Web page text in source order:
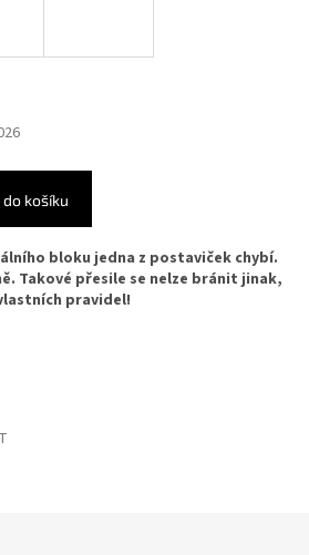
košíku
bloku jedna z postaviček chybí.
Takové přesile se nelze bránit jinak,
pravidel!